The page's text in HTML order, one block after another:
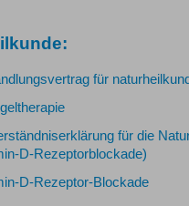
für
für die
D-Rezeptorblockade)
D-Rezeptor-Blockade